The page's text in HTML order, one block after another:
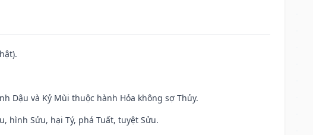
Dậu và Kỷ Mùi thuộc hành Hỏa không sợ Thủy.
hình Sửu, hại Tý, phá Tuất, tuyệt Sửu.